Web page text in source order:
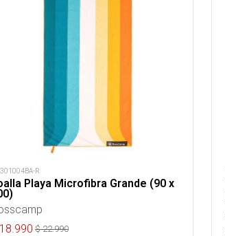
R
Playa Microfibra Grande (90 x
18.990 $22.990